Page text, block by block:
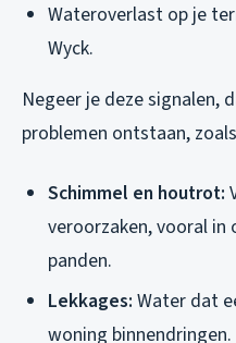
Wateroverlast op je
Wyck.
Negeer je deze signalen,
problemen ontstaan,
Schimmel en houtrot:
veroorzaken, vooral
panden.
Lekkages: Water dat
woning binnendringen.